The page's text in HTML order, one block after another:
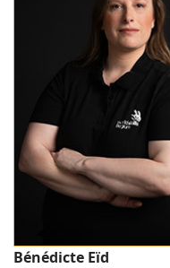
Bénédicte Eïd